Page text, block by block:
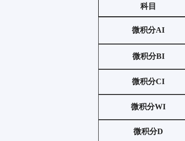
科目
微积分AI
微积分BI
微积分CI
微积分WI
微积分D